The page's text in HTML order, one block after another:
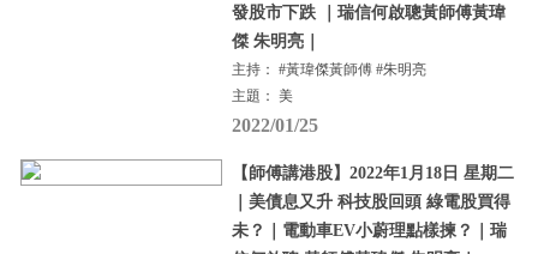
發股市下跌 ｜瑞信何啟聰黃師傅黃瑋
傑 朱明亮｜
主持： #黃瑋傑黃師傅 #朱明亮
主題： 美
2022/01/25
【師傅講港股】2022年1月18日 星期二
｜美債息又升 科技股回頭 綠電股買得
未？｜電動車EV小蔚理點樣揀？｜瑞